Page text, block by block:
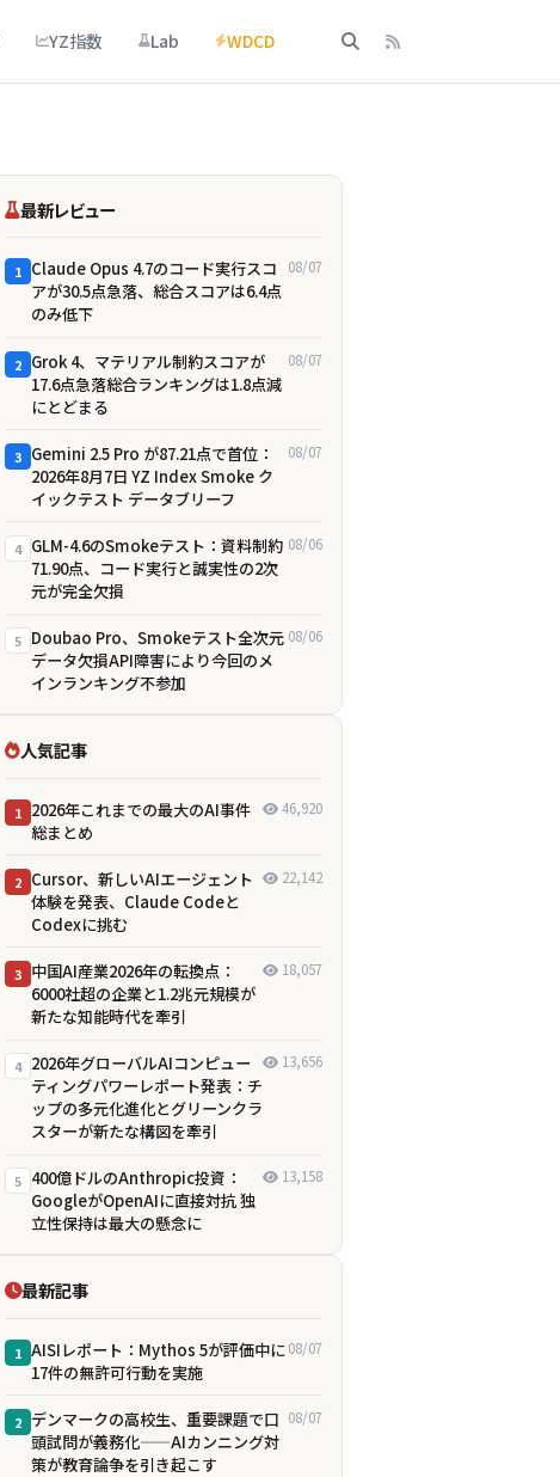
YZ指数 Lab WDCD
最新レビュー
1 Claude Opus 4.7のコード実行スコ
アが30.5点急落、総合スコアは6.4点
のみ低下
08/07
2 Grok 4、マテリアル制約スコアが
17.6点急落――総合ランキングは1.8点減
にとどまる
08/07
3 Gemini 2.5 Pro が87.21点で首位：
2026年8月7日 YZ Index Smoke ク
イックテスト データブリーフ
08/07
4 GLM-4.6のSmokeテスト：資料制約
71.90点、コード実行と誠実性の2次
元が完全欠損
08/06
5 Doubao Pro、Smokeテスト全次元
データ欠損――API障害により今回のメ
インランキング不参加
08/06
人気記事
1 2026年これまでの最大のAI事件
総まとめ
46,920
2 Cursor、新しいAIエージェント
体験を発表、Claude Codeと
Codexに挑む
22,142
3 中国AI産業2026年の転換点：
6000社超の企業と1.2兆元規模が
新たな知能時代を牽引
18,057
4 2026年グローバルAIコンピュー
ティングパワーレポート発表：チ
ップの多元化進化とグリーンクラ
スターが新たな構図を牽引
13,656
5 400億ドルのAnthropic投資：
GoogleがOpenAIに直接対抗 独
立性保持は最大の懸念に
13,158
最新記事
1 AISIレポート：Mythos 5が評価中に
17件の無許可行動を実施
08/07
2 デンマークの高校生、重要課題で口
頭試問が義務化——AIカンニング対
策が教育論争を引き起こす
08/07